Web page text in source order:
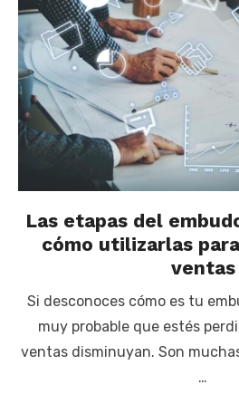
Las etapas del
cómo utilizarlas
ventas
Si desconoces cómo es tu
muy probable que estés
ventas disminuyan. Son
…